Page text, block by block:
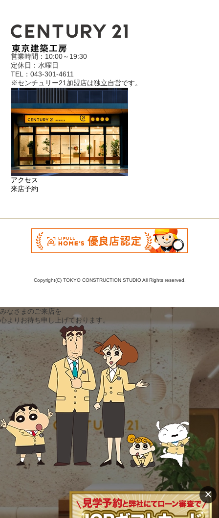
営業時間：10:00～19:30
定休日：水曜日
TEL：043-301-4611
※センチュリー21加盟店は独立自営です。
アクセス
来店予約
Copyright(C) TOKYO CONSTRUCTION STUDIO All Rights reserved.
みなさまのご来店を
心よりお待ち申し上げております。
×